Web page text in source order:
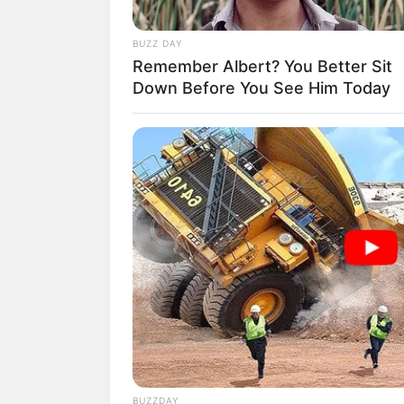
juga harus mempelajari banyak hal
dengan baik.
Kebanyakan, ia berakting di FTV
Resep Cinta Kaki Lima Rasa Bintang
Ia juga mengambil kesempatan
Assalamualaikum Calon Imam.
Ia
pada 2020 danGeez & Anndi tahun
Baca juga:Biodata, Profil dan Fakta
BUZZ DAY
Remember Albert? You Better Sit
Down Before You See Him Today
BUZZDAY